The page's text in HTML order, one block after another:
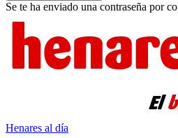
Se te ha enviado una contraseña por
Henares al día